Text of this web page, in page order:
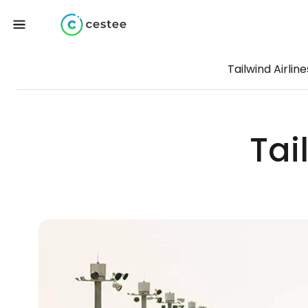
Tailwind